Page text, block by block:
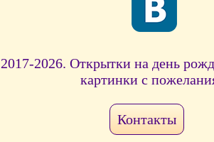
2017-2026. Открытки на день
картинки с
Контакты